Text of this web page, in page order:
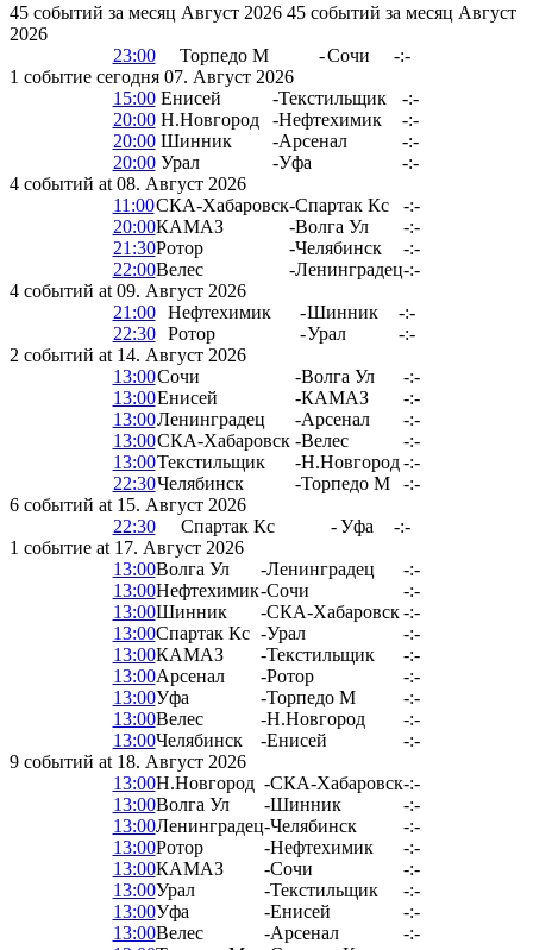
45 событий за месяц Август 2026 45 событий за месяц Август
2026
23:00
Торпедо М -Сочи
-:-
1 событие сегодня 07. Август 2026
15:00 Енисей -Текстильщик
-:-
20:00 Н.Новгород -Нефтехимик
-:-
20:00 Шинник -Арсенал
-:-
20:00 Урал -Уфа
-:-
4 событий at 08. Август 2026
11:00СКА-Хабаровск-Спартак Кс
-:-
20:00КАМАЗ -Волга Ул
-:-
21:30Ротор -Челябинск
-:-
22:00Велес -Ленинградец-:-
4 событий at 09. Август 2026
21:00
Нефтехимик -Шинник
-:-
22:30
Ротор -Урал
-:-
2 событий at 14. Август 2026
13:00Сочи -Волга Ул
-:-
13:00Енисей -КАМАЗ
-:-
13:00Ленинградец -Арсенал
-:-
13:00СКА-Хабаровск -Велес
-:-
13:00Текстильщик -Н.Новгород -:-
22:30Челябинск -Торпедо М
-:-
6 событий at 15. Август 2026
22:30
Спартак Кс - Уфа
-:-
1 событие at 17. Август 2026
13:00Волга Ул -Ленинградец
-:-
13:00Нефтехимик-Сочи
-:-
13:00Шинник -СКА-Хабаровск -:-
13:00Спартак Кс -Урал
-:-
13:00КАМАЗ -Текстильщик
-:-
13:00Арсенал -Ротор
-:-
13:00Уфа -Торпедо М
-:-
13:00Велес -Н.Новгород
-:-
13:00Челябинск -Енисей
-:-
9 событий at 18. Август 2026
13:00Н.Новгород -СКА-Хабаровск-:-
13:00Волга Ул -Шинник
-:-
13:00Ленинградец-Челябинск
-:-
13:00Ротор -Нефтехимик
-:-
13:00КАМАЗ -Сочи
-:-
13:00Урал -Текстильщик
-:-
13:00Уфа -Енисей
-:-
13:00Велес -Арсенал
-:-